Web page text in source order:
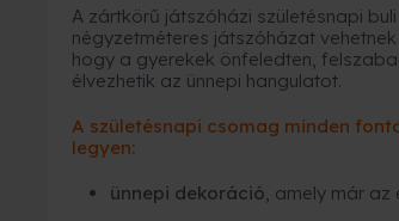
A zártkörű játszóházi születésnapi
négyzetméteres játszóházat
hogy a gyerekek önfeledten,
élvezhetik az ünnepi hangulatot.
A születésnapi csomag minden
legyen:
ünnepi dekoráció, amely már